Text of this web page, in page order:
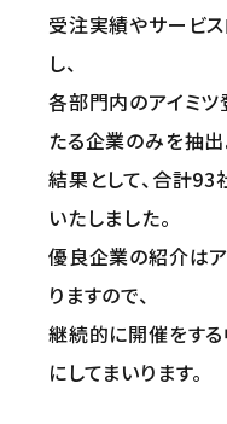
受注実績やサービ
し、
各部門内のアイミ
たる企業のみを抽出
結果として、合計
いたしました。
優良企業の紹介は
りますので、
継続的に開催をす
にしてまいります。